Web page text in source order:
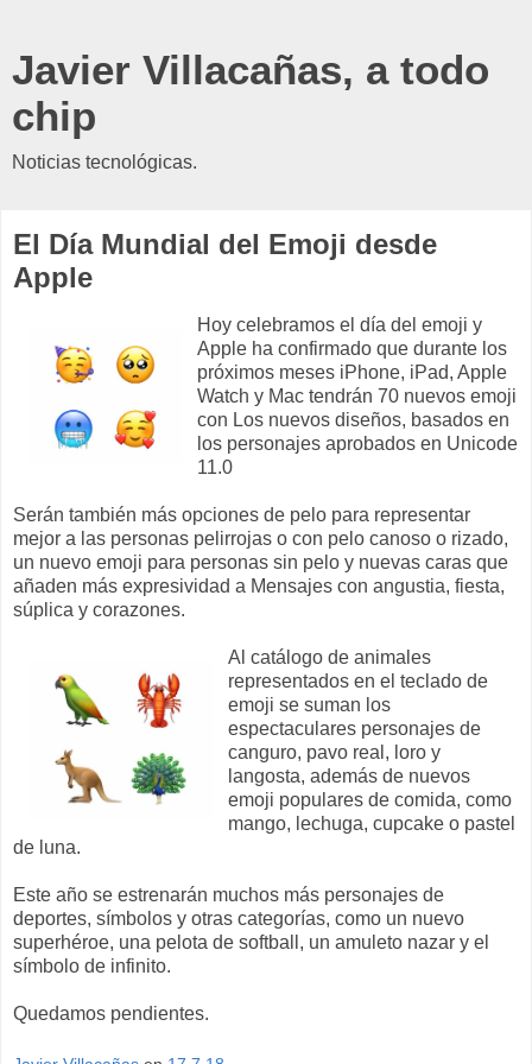
Javier Villacañas, a todo
chip
Noticias tecnológicas.
El Día Mundial del Emoji desde
Apple
Hoy celebramos el día del emoji y
Apple ha confirmado que durante los
próximos meses iPhone, iPad, Apple
Watch y Mac tendrán 70 nuevos emoji
con Los nuevos diseños, basados en
los personajes aprobados en Unicode
11.0
Serán también más opciones de pelo para representar
mejor a las personas pelirrojas o con pelo canoso o rizado,
un nuevo emoji para personas sin pelo y nuevas caras que
añaden más expresividad a Mensajes con angustia, fiesta,
súplica y corazones.
Al catálogo de animales
representados en el teclado de
emoji se suman los
espectaculares personajes de
canguro, pavo real, loro y
langosta, además de nuevos
emoji populares de comida, como
mango, lechuga, cupcake o pastel
de luna.
Este año se estrenarán muchos más personajes de
deportes, símbolos y otras categorías, como un nuevo
superhéroe, una pelota de softball, un amuleto nazar y el
símbolo de infinito.
Quedamos pendientes.